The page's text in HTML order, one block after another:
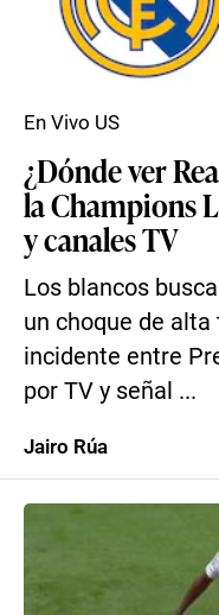
¿Dónde ver
la Champions
y canales TV
Los blancos
un choque de alta
incidente entre
por TV y señal ...
En Vivo US
Jairo Rúa